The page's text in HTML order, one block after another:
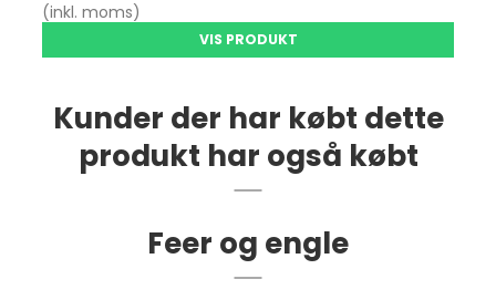
(inkl. moms)
VIS PRODUKT
Kunder der har købt dette
produkt har også købt
Feer og engle